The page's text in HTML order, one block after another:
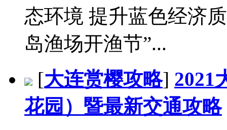
态环境 提升蓝色经济
岛渔场开渔节”...
[大连赏樱攻略] 2021
花园）暨最新交通攻略